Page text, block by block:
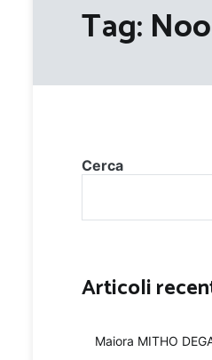
Tag:
Cerca
Articoli
Maiora MITHO